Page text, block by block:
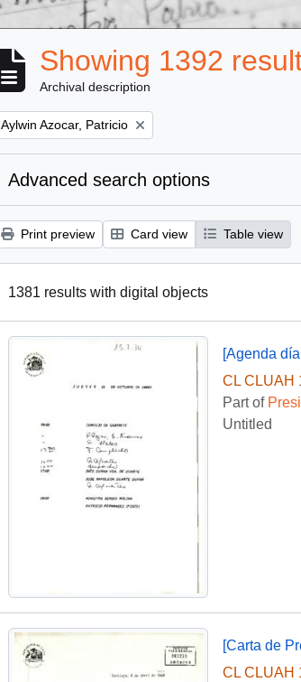
Showing 1392
Archival description
Remove filter:
Aylwin Azocar, Patricio
Advanced search options
Print preview Card view Table view
1381 results with digital objects
[Agenda
CL CLUAH
Part of
Untitled
[Carta de
CL CLUAH